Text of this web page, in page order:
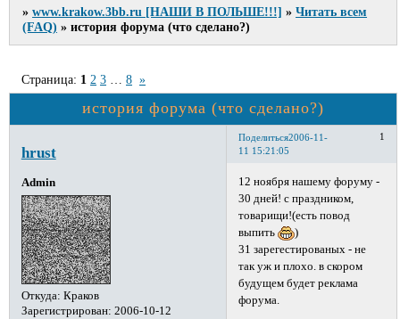
»www.krakow.3bb.ru [НАШИ В ПОЛЬШЕ!!!] »Читать всем
(FAQ) »история форума (что сделано?)
история форума (что сделано?)
Страница: 1 2 3 8 »
Поделиться 1
2006-11-
11 15:21:05
hrust
Admin
Откуда: Краков
Зарегистрирован: 2006-10-12
12 ноября нашему форуму -
30 дней! с праздником,
товарищи!(есть повод
выпить
)
31 зарегестированых - не
так уж и плохо. в скором
будущем будет реклама
форума.